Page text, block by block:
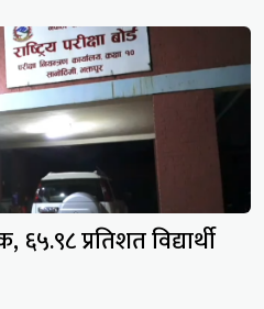
प्रतिशत विद्यार्थी